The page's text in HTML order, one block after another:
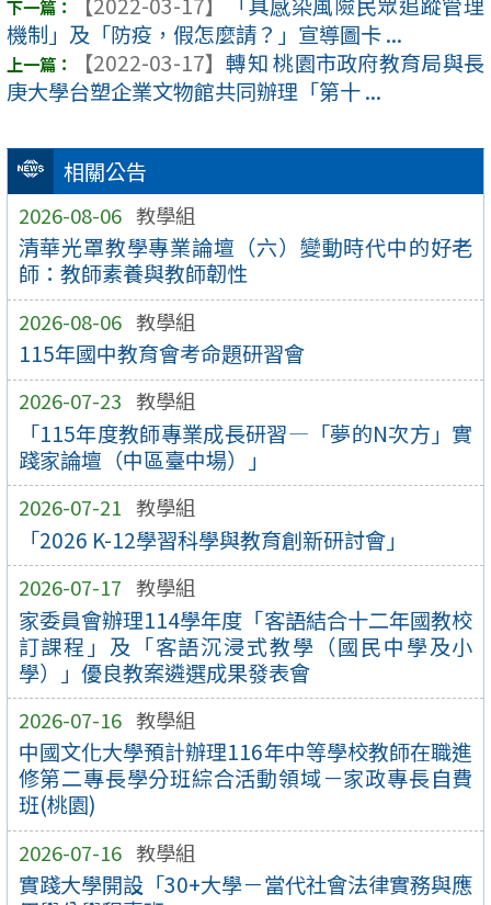
相關公告
2026-08-06 教學組
清華光罩教學專業論壇（六）變動時代中的好老
師：教師素養與教師韌性
2026-08-06 教學組
115年國中教育會考命題研習會
2026-07-23 教學組
「115年度教師專業成長研習—「夢的N次方」實
踐家論壇（中區臺中場）」
2026-07-21 教學組
「2026 K-12學習科學與教育創新研討會」
2026-07-17 教學組
家委員會辦理114學年度「客語結合十二年國教校
訂課程」及「客語沉浸式教學（國民中學及小
學）」優良教案遴選成果發表會
2026-07-16 教學組
中國文化大學預計辦理116年中等學校教師在職進
修第二專長學分班綜合活動領域－家政專長自費
班(桃園)
2026-07-16 教學組
實踐大學開設「30+大學－當代社會法律實務與應
機制」及「防疫，假怎麼請？」宣導圖卡 ...
【2022-03-17】 轉知 桃園市政府教育局與長
庚大學台塑企業文物館共同辦理「第十 ...